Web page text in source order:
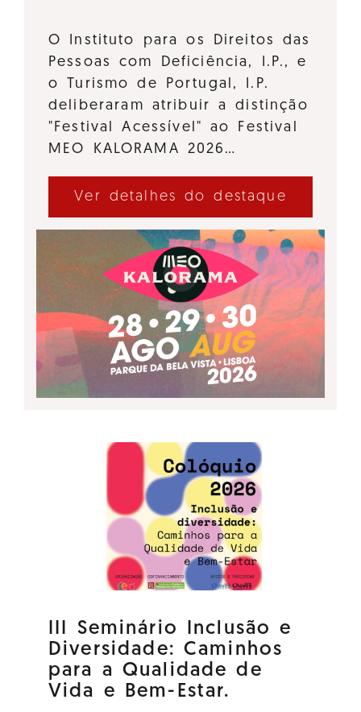
O Instituto para os Direitos das
Pessoas com Deficiência, I.P., e
o Turismo de Portugal, I.P.
deliberaram atribuir a distinção
"Festival Acessível" ao Festival
MEO KALORAMA 2026…
Ver detalhes do destaque
III Seminário Inclusão e
Diversidade: Caminhos
para a Qualidade de
Vida e Bem-Estar.